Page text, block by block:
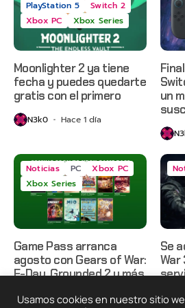
PlayStation 5
Switch 2
Xbox PC
Xbox Series
Moonlighter 2 ya tiene
fecha y puedes quedarte
gratis con el primero
N3k0 Hace 1 día
un
Noticias PC
Xbox PC
Xbox Series
Game Pass arranca
agosto con Gears of War:
E-Day, Grounded 2 y más
N3k0 Hace 2 días
Se
War
Usamos cookies en nuestro sitio